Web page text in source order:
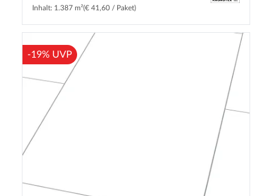
Inhalt: 1.387 m²(€ 41,60 / Paket)
-19% UVP